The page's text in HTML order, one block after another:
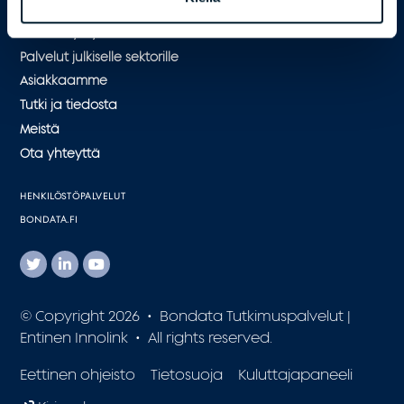
Palvelut julkiselle sektorille
Asiakkaamme
Tutki ja tiedosta
Meistä
Ota yhteyttä
HENKILÖSTÖPALVELUT
BONDATA.FI
© Copyright 2026 • Bondata Tutkimuspalvelut |
Entinen Innolink • All rights reserved.
Eettinen ohjeisto Tietosuoja
Kuluttajapaneeli